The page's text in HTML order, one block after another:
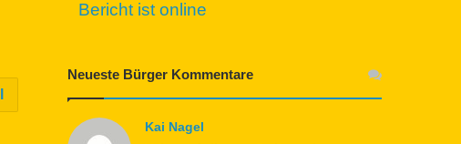
Bericht ist online
Neueste Bürger Kommentare
Kai Nagel